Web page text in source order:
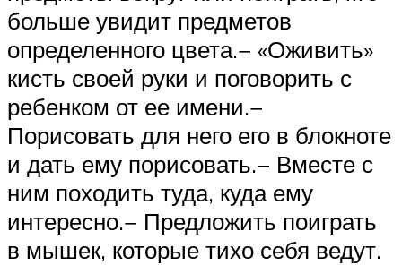
больше увидит предметов
определенного цвета.− «Оживить»
кисть своей руки и поговорить с
ребенком от ее имени.−
Порисовать для него его в блокноте
и дать ему порисовать.− Вместе с
ним походить туда, куда ему
интересно.− Предложить поиграть
в мышек, которые тихо себя ведут.